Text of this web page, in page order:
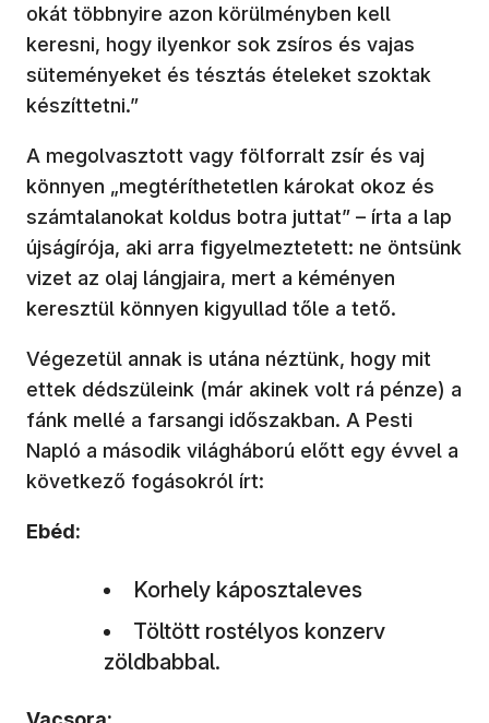
okát többnyire azon körülményben kell
keresni, hogy ilyenkor sok zsíros és vajas
süteményeket és tésztás ételeket szoktak
készíttetni.”
A megolvasztott vagy fölforralt zsír és vaj
könnyen „megtéríthetetlen károkat okoz és
számtalanokat koldus botra juttat” – írta a lap
újságírója, aki arra figyelmeztetett: ne öntsünk
vizet az olaj lángjaira, mert a kéményen
keresztül könnyen kigyullad tőle a tető.
Végezetül annak is utána néztünk, hogy mit
ettek dédszüleink (már akinek volt rá pénze) a
fánk mellé a farsangi időszakban. A Pesti
Napló a második világháború előtt egy évvel a
következő fogásokról írt:
Ebéd:
Korhely káposztaleves
Töltött rostélyos konzerv
zöldbabbal.